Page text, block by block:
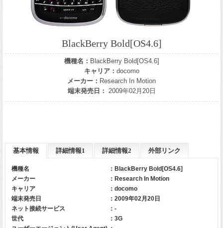
BlackBerry Bold[OS4.6]
機種名： BlackBerry Bold[OS4.6]
キャリア： docomo
メーカー： Research In Motion
端末発売日： 2009年02月20日
基本情報 詳細情報1 詳細情報2 外部リンク
機種名
：BlackBerry Bold[OS4.6]
メーカー
： Research In Motion
キャリア
： docomo
端末発売日
：2009年02月20日
ネット接続サービス
：-
世代
：3G